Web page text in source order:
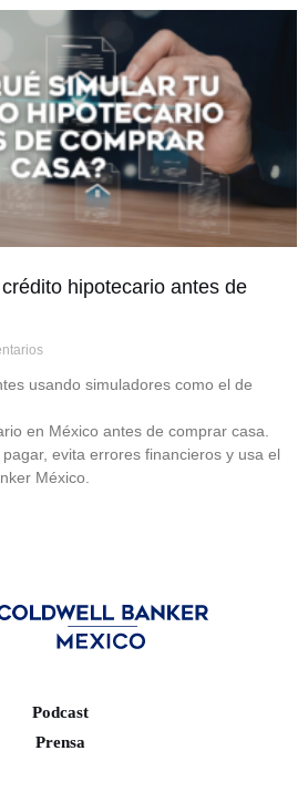
hipotecario antes de
usando simuladores como el de
en México antes de comprar casa.
evita errores financieros y usa el
México.
Podcast
Prensa